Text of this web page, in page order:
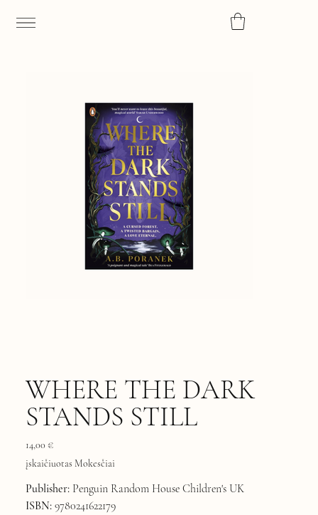
WHERE THE DARK
STANDS STILL
14,00 €
įskaičiuotas Mokesčiai
Publisher:Penguin Random House Children's UK
ISBN:9780241622179